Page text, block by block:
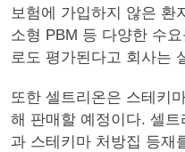
보험에 가입하지 않은 환
소형 PBM 등 다양한 수
로도 평가된다고 회사는
또한 셀트리온은 스테키
해 판매할 예정이다. 셀
과 스테키마 처방집 등재